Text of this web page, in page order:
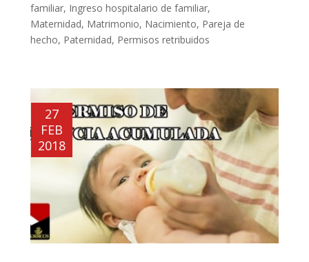
familiar, Ingreso hospitalario de familiar,
Maternidad, Matrimonio, Nacimiento, Pareja de
hecho, Paternidad, Permisos retribuidos
27
FEB
2018